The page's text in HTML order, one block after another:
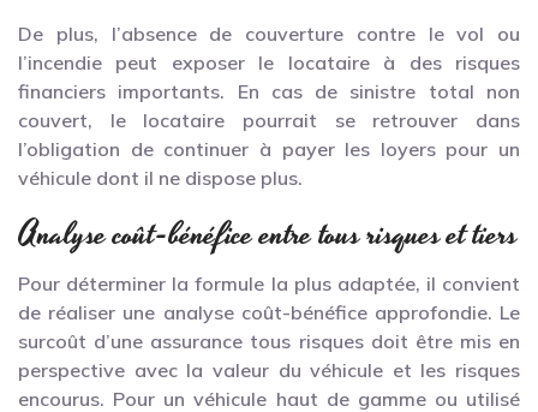
De plus, l’absence de couverture contre le vol ou
l’incendie peut exposer le locataire à des risques
financiers importants. En cas de sinistre total non
couvert, le locataire pourrait se retrouver dans
l’obligation de continuer à payer les loyers pour un
véhicule dont il ne dispose plus.
Analyse coût-bénéfice entre tous risques et tiers
Pour déterminer la formule la plus adaptée, il convient
de réaliser une analyse coût-bénéfice approfondie. Le
surcoût d’une assurance tous risques doit être mis en
perspective avec la valeur du véhicule et les risques
encourus. Pour un véhicule haut de gamme ou utilisé